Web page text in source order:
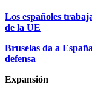
Los españoles
de la UE
Bruselas da a
defensa
Expansión